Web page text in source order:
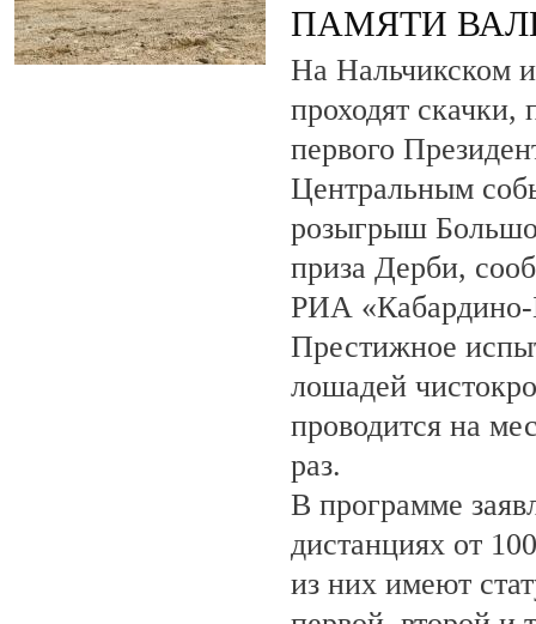
ПАМЯТИ
На Нальчикском
проходят
первого
Центральным
розыгрыш
приза Дерби,
РИА «Кабардино-
Престижное
лошадей
проводится на
раз.
В программе
дистанциях от
из них имеют